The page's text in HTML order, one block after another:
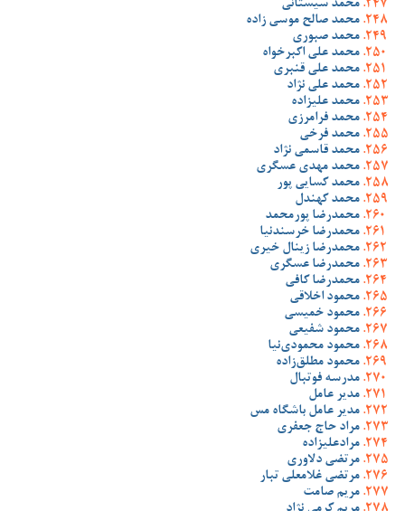
محمد سیستانی
محمد صالح موسی زاده
محمد صبوری
محمد علی اکبرخواه
محمد علی قنبری
محمد علی نژاد
محمد علیزاده
محمد فرامرزی
محمد فرخی
محمد قاسمی نژاد
محمد مهدی عسگری
محمد کسایی پور
محمد کهندل
محمدرضا پورمحمد
محمدرضا خرسندنیا
محمدرضا زینال خیری
محمدرضا عسگری
محمدرضا کافی
محمود اخلاقی
محمود خمیسی
محمود شفیعی
محمود محمودی‌نیا
محمود مطلق‌زاده
مدرسه فوتبال
مدیر عامل
مدیر عامل باشگاه مس
مراد حاج جعفری
مرادعلیزاده
مرتضی دلاوری
مرتضی غلامعلی تبار
مریم صامت